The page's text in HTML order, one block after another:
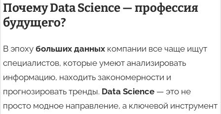
Почему Data Science —профессия
будущего?
В эпохубольших данных компании все чаще ищут
специалистов, которые умеют анализировать
информацию, находить закономерности и
прогнозировать тренды. Data Science — это не
просто модное направление, а ключевой инструмент